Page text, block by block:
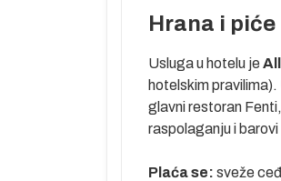
Hrana i piće
Usluga u hotelu je
hotelskim
glavni restoran
raspolaganju i
Plaća se: sveže